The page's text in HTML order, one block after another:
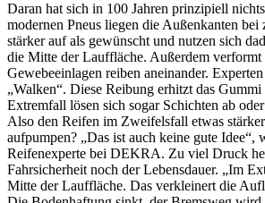
Daran hat sich in 100 Jahren prinzipiell
modernen Pneus liegen die Außenkanten
stärker auf als gewünscht und nutzen sich
die Mitte der Lauffläche. Außerdem verformt
Gewebeeinlagen reiben aneinander.
„Walken“. Diese Reibung erhitzt das
Extremfall lösen sich sogar Schichten ab
Also den Reifen im Zweifelsfall etwas
aufpumpen? „Das ist auch keine gute Idee“,
Reifenexperte bei DEKRA. Zu viel Druck
Fahrsicherheit noch der Lebensdauer. „Im
Mitte der Lauffläche. Das verkleinert die